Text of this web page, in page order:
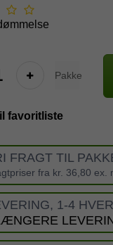
Pakke
favoritliste
FRAGT TIL
fra kr. 36,80 ex.
1-4